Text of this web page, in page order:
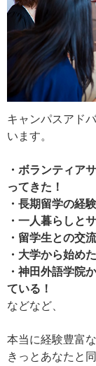
キャンパスアド
います。
・ボランティア
ってきた！
・長期留学の経
・一人暮らしと
・留学生との交
・大学から始め
・神田外語学院
ている！
などなど、
本当に経験豊富
きっとあなたと